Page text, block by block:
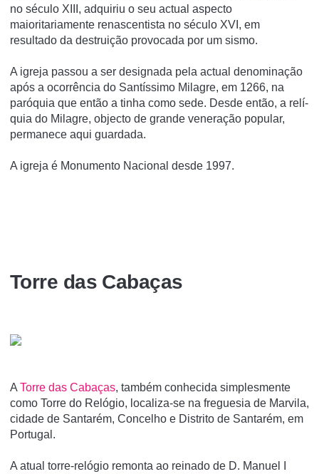
no século XIII, adquiriu o seu actual aspecto
maioritariamente renascentista no século XVI, em
resultado da destruição provocada por um sismo.
A igreja passou a ser designada pela actual denominação
após a ocorrência do Santí­ssimo Milagre, em 1266, na
paróquia que então a tinha como sede. Desde então, a relí­
quia do Milagre, objecto de grande veneração popular,
permanece aqui guardada.
A igreja é Monumento Nacional desde 1997.
Torre das Cabaças
A Torre das Cabaças, também conhecida simplesmente
como Torre do Relógio, localiza-se na freguesia de Marvila,
cidade de Santarém, Concelho e Distrito de Santarém, em
Portugal.
A atual torre-relógio remonta ao reinado de D. Manuel I